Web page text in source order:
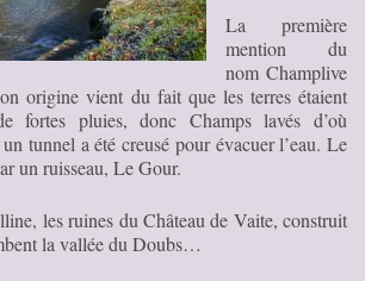
La première
mention du
nom Champlive
origine vient du fait que les terres étaient
fortes pluies, donc Champs lavés d’où
tunnel a été creusé pour évacuer l’eau. Le
un ruisseau, Le Gour.
les ruines du Château de Vaite, construit
la vallée du Doubs…